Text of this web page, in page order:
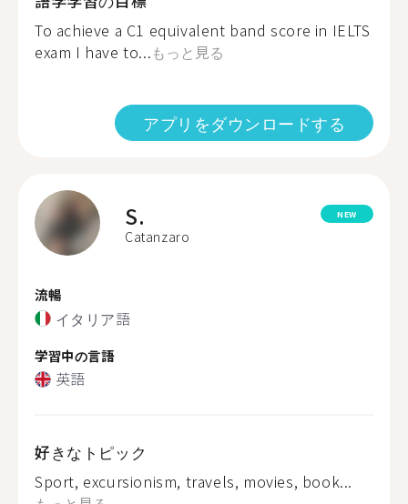
To achieve a C1 equivalent band score in IELTS
exam I have to...もっと見る
アプリをダウンロードする
S.
Catanzaro
NEW
流暢
イタリア語
学習中の言語
英語
好きなトピック
Sport, excursionism, travels, movies, book...